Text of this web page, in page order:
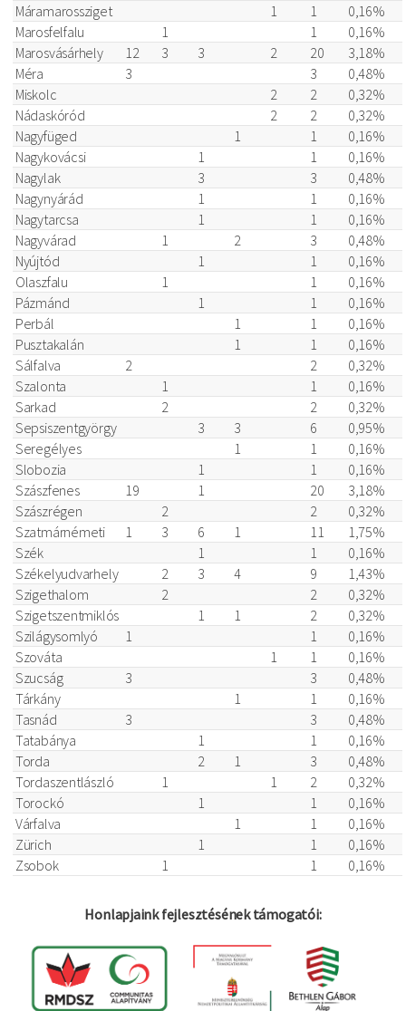
Máramarossziget
1 1
0,16%
Marosfelfalu
1 1
0,16%
Marosvásárhely
12 3 3 2 20
3,18%
Méra
3 3
0,48%
Miskolc
2 2
0,32%
Nádaskóród
2 2
0,32%
Nagyfüged
1 1
0,16%
Nagykovácsi
1 1
0,16%
Nagylak
3 3
0,48%
Nagynyárád
1 1
0,16%
Nagytarcsa
1 1
0,16%
Nagyvárad
1 2 3
0,48%
Nyújtód
1 1
0,16%
Olaszfalu
1 1
0,16%
Pázmánd
1 1
0,16%
Perbál
1 1
0,16%
Pusztakalán
1 1
0,16%
Sálfalva
2 2
0,32%
Szalonta
1 1
0,16%
Sarkad
2 2
0,32%
Sepsiszentgyörgy
3 3 6
0,95%
Seregélyes
1 1
0,16%
Slobozia
1 1
0,16%
Szászfenes
19 1 20
3,18%
Szászrégen
2 2
0,32%
Szatmárnémeti
1 3 6 1 11
1,75%
Szék
1 1
0,16%
Székelyudvarhely
2 3 4 9
1,43%
Szigethalom
2 2
0,32%
Szigetszentmiklós
1 1 2
0,32%
Szilágysomlyó
1 1
0,16%
Szováta
1 1
0,16%
Szucság
3 3
0,48%
Tárkány
1 1
0,16%
Tasnád
3 3
0,48%
Tatabánya
1 1
0,16%
Torda
2 1 3
0,48%
Tordaszentlászló
1 1 2
0,32%
Torockó
1 1
0,16%
Várfalva
1 1
0,16%
Zürich
1 1
0,16%
Zsobok
1 1 0,16%
Honlapjaink fejlesztésének támogatói: